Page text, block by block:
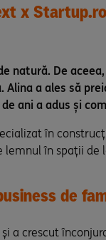
x
natură. De
Alina a ales să
ani a adus și
în
în spații
de
a crescut